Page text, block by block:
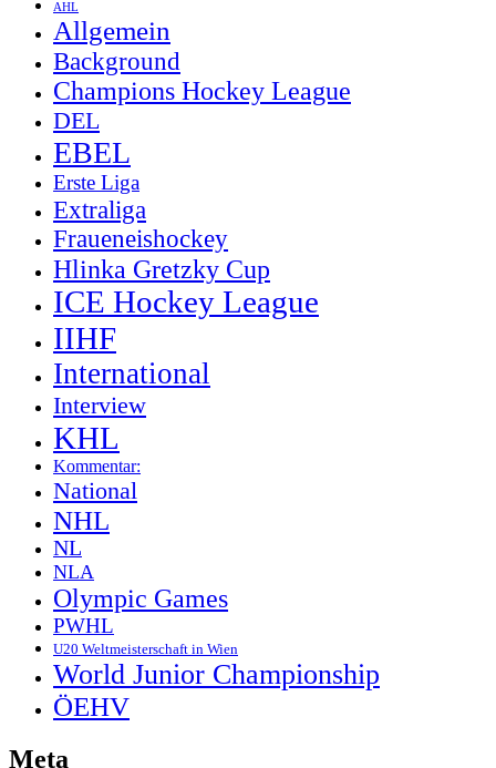
AHL
Allgemein
Background
Champions Hockey League
DEL
EBEL
Erste Liga
Extraliga
Fraueneishockey
Hlinka Gretzky Cup
ICE Hockey League
IIHF
International
Interview
KHL
Kommentar:
National
NHL
NL
NLA
Olympic Games
PWHL
U20 Weltmeisterschaft in Wien
World Junior Championship
ÖEHV
Meta